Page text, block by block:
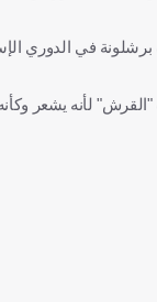
في الدوري
لأنه يشعر